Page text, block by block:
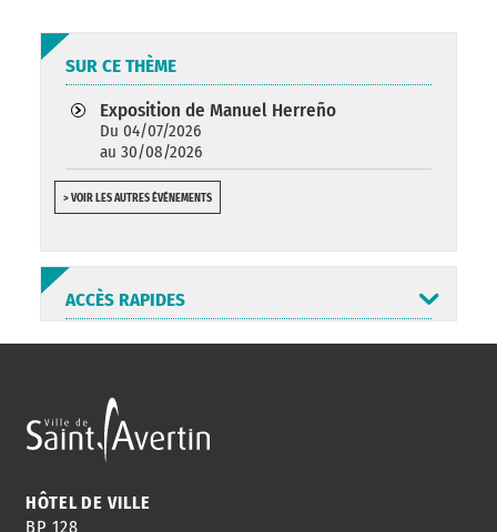
SUR CE THÈME
Exposition de Manuel Herreño
Du 04/07/2026
au 30/08/2026
> VOIR LES AUTRES ÉVÉNEMENTS
ACCÈS RAPIDES
ANNUAIRE
HORAIRES
HÔTEL DE VILLE
BP 128